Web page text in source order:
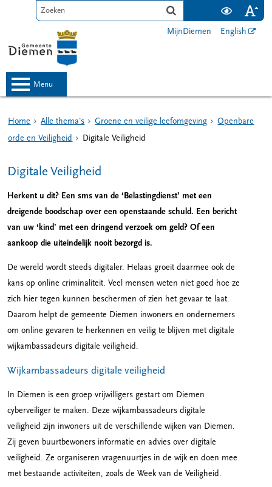
MijnDiemen English
menu
Home Alle thema's Groene en veilige leefomgeving
Openbare
orde en Veiligheid
Digitale Veiligheid
Digitale Veiligheid
Herkent u dit? Een sms van de ‘Belastingdienst’ met een
dreigende boodschap over een openstaande schuld. Een bericht
van uw ‘kind’ met een dringend verzoek om geld? Of een
aankoop die uiteindelijk nooit bezorgd is.
De wereld wordt steeds digitaler. Helaas groeit daarmee ook de
kans op online criminaliteit. Veel mensen weten niet goed hoe ze
zich hier tegen kunnen beschermen of zien het gevaar te laat.
Daarom helpt de gemeente Diemen inwoners en ondernemers
om online gevaren te herkennen en veilig te blijven met digitale
wijkambassadeurs digitale veiligheid.
Wijkambassadeurs digitale veiligheid
In Diemen is een groep vrijwilligers gestart om Diemen
cyberveiliger te maken. Deze wijkambassadeurs digitale
veiligheid zijn inwoners uit de verschillende wijken van Diemen.
Zij geven buurtbewoners informatie en advies over digitale
veiligheid. Ze organiseren vragenuurtjes in de wijk en doen mee
met bestaande activiteiten, zoals de Week van de Veiligheid.